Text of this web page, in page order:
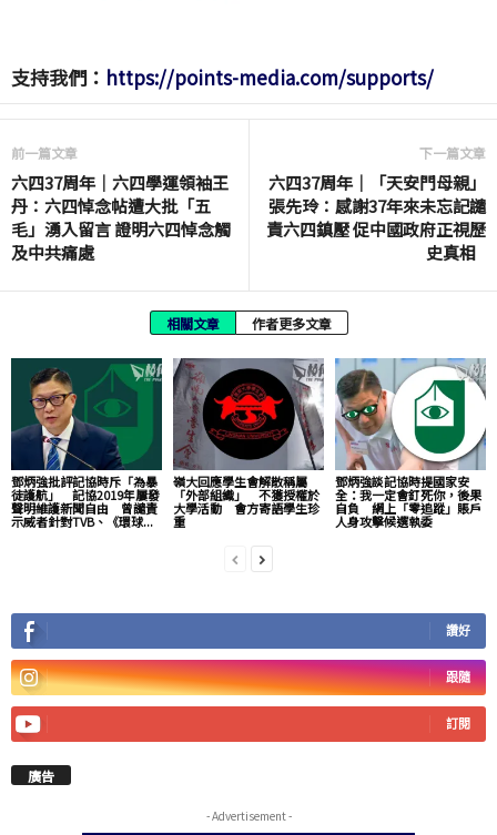
支持我們： https://points-media.com/supports/
前一篇文章
六四37周年｜六四學運領袖王
丹：六四悼念帖遭大批「五
毛」湧入留言 證明六四悼念觸
及中共痛處
下一篇文章
六四37周年｜「天安門母親」
張先玲：感謝37年來未忘記譴
責六四鎮壓 促中國政府正視歷
史真相
相關文章 作者更多文章
鄧炳強批評記協時斥「為暴
徒護航」 記協2019年屢發
聲明維護新聞自由 曾譴責
示威者針對TVB、《環球...
嶺大回應學生會解散稱屬
「外部組織」 不獲授權於
大學活動 會方寄語學生珍
重
鄧炳強談記協時提國家安
全：我一定會釘死你，後果
自負 網上「零追蹤」賬戶
人身攻擊候選執委
讚好
跟隨
訂閱
廣告
- Advertisement -